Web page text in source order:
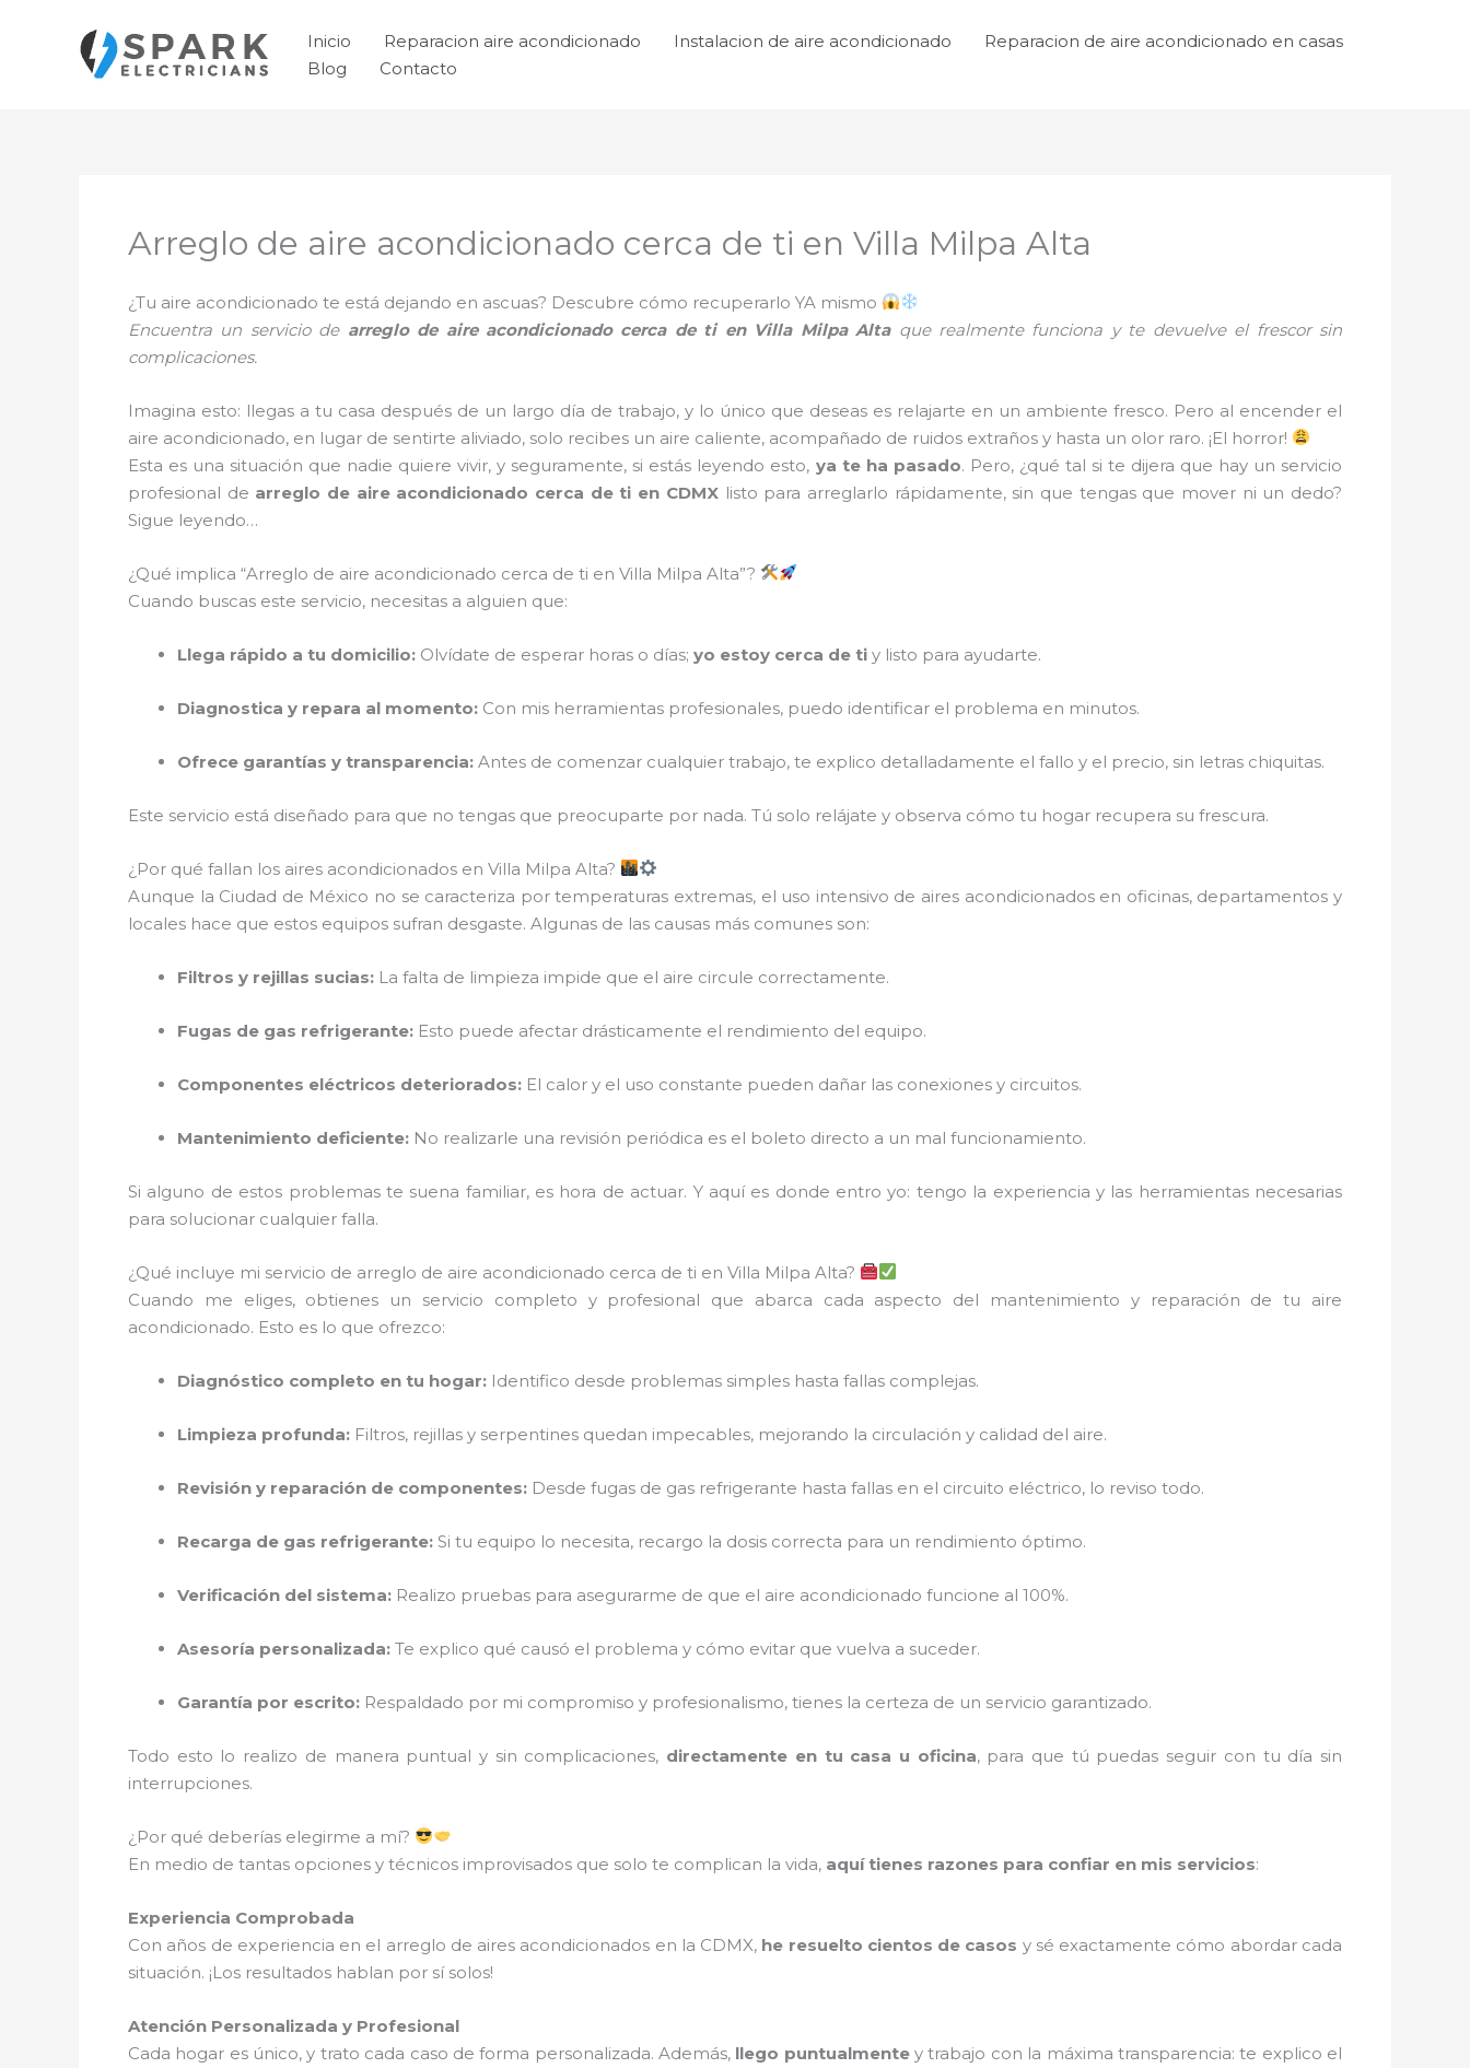
contenido
Inicio Reparacion aire acondicionado Instalacion de aire acondicionado
Reparacion de aire acondicionado en casas
Blog
Contacto
Arreglo de aire acondicionado cerca de ti en Villa Milpa Alta
¿Tu aire acondicionado te está dejando en ascuas? Descubre cómo recuperarlo YA mismo
Encuentra un servicio de arreglo de aire acondicionado cerca de ti en Villa Milpa Alta que realmente funciona y te devuelve el frescor sin
complicaciones.
Imagina esto: llegas a tu casa después de un largo día de trabajo, y lo único que deseas es relajarte en un ambiente fresco. Pero al encender el
aire acondicionado, en lugar de sentirte aliviado, solo recibes un aire caliente, acompañado de ruidos extraños y hasta un olor raro. ¡El horror!
Esta es una situación que nadie quiere vivir, y seguramente, si estás leyendo esto, ya te ha pasado. Pero, ¿qué tal si te dijera que hay un servicio
profesional de arreglo de aire acondicionado cerca de ti en CDMXlisto para arreglarlo rápidamente, sin que tengas que mover ni un dedo?
Sigue leyendo…
¿Qué implica “Arreglo de aire acondicionado cerca de ti en Villa Milpa Alta”?
Cuando buscas este servicio, necesitas a alguien que:
Llega rápido a tu domicilio: Olvídate de esperar horas o días; yo estoy cerca de ti y listo para ayudarte.
Diagnostica y repara al momento: Con mis herramientas profesionales, puedo identificar el problema en minutos.
Ofrece garantías y transparencia: Antes de comenzar cualquier trabajo, te explico detalladamente el fallo y el precio, sin letras chiquitas.
Este servicio está diseñado para que no tengas que preocuparte por nada. Tú solo relájate y observa cómo tu hogar recupera su frescura.
¿Por qué fallan los aires acondicionados en Villa Milpa Alta?
Aunque la Ciudad de México no se caracteriza por temperaturas extremas, el uso intensivo de aires acondicionados en oficinas, departamentos y
locales hace que estos equipos sufran desgaste. Algunas de las causas más comunes son:
Filtros y rejillas sucias: La falta de limpieza impide que el aire circule correctamente.
Fugas de gas refrigerante: Esto puede afectar drásticamente el rendimiento del equipo.
Componentes eléctricos deteriorados: El calor y el uso constante pueden dañar las conexiones y circuitos.
Mantenimiento deficiente: No realizarle una revisión periódica es el boleto directo a un mal funcionamiento.
Si alguno de estos problemas te suena familiar, es hora de actuar. Y aquí es donde entro yo: tengo la experiencia y las herramientas necesarias
para solucionar cualquier falla.
¿Qué incluye mi servicio de arreglo de aire acondicionado cerca de ti en Villa Milpa Alta?
Cuando me eliges, obtienes un servicio completo y profesional que abarca cada aspecto del mantenimiento y reparación de tu aire
acondicionado. Esto es lo que ofrezco:
Diagnóstico completo en tu hogar: Identifico desde problemas simples hasta fallas complejas.
Limpieza profunda: Filtros, rejillas y serpentines quedan impecables, mejorando la circulación y calidad del aire.
Revisión y reparación de componentes: Desde fugas de gas refrigerante hasta fallas en el circuito eléctrico, lo reviso todo.
Recarga de gas refrigerante: Si tu equipo lo necesita, recargo la dosis correcta para un rendimiento óptimo.
Verificación del sistema: Realizo pruebas para asegurarme de que el aire acondicionado funcione al 100%.
Asesoría personalizada: Te explico qué causó el problema y cómo evitar que vuelva a suceder.
Garantía por escrito: Respaldado por mi compromiso y profesionalismo, tienes la certeza de un servicio garantizado.
Todo esto lo realizo de manera puntual y sin complicaciones, directamente en tu casa u oficina, para que tú puedas seguir con tu día sin
interrupciones.
¿Por qué deberías elegirme a mí?
En medio de tantas opciones y técnicos improvisados que solo te complican la vida, aquí tienes razones para confiar en mis servicios:
Experiencia Comprobada
Con años de experiencia en el arreglo de aires acondicionados en la CDMX, he resuelto cientos de casos y sé exactamente cómo abordar cada
situación. ¡Los resultados hablan por sí solos!
Atención Personalizada y Profesional
Cada hogar es único, y trato cada caso de forma personalizada. Además, llego puntualmentey trabajo con la máxima transparencia: te explico el